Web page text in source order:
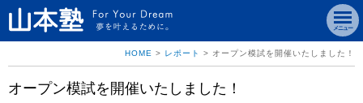
メニュー
HOME > レポート > オープン模試を開催いたしました！
オープン模試を開催いたしました！